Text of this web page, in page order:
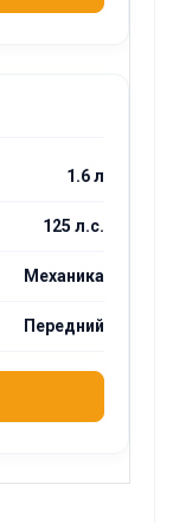
1.6 л
125 л.с.
Механика
Передний